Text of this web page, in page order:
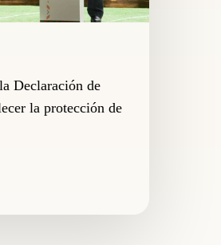
Declaración de
la protección de